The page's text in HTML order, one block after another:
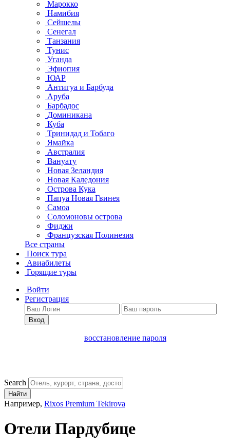
Марокко
Намибия
Сейшелы
Сенегал
Танзания
Тунис
Уганда
Эфиопия
ЮАР
Антигуа и Барбуда
Аруба
Барбадос
Доминикана
Куба
Тринидад и Тобаго
Ямайка
Австралия
Вануату
Новая Зеландия
Новая Каледония
Острова Кука
Папуа Новая Гвинея
Самоа
Соломоновы острова
Фиджи
Французская Полинезия
Все страны
Поиск тура
Авиабилеты
Горящие туры
Войти
Регистрация
Вход
восстановление пароля
Search
Найти
Например, Rixos Premium Tekirova
Отели Пардубице